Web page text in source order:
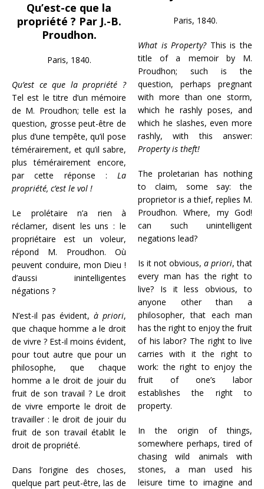
Qu’est-ce que la
propriété ? Par J.-B.
Proudhon.
Paris, 1840.
Qu’est ce que la propriété ?
Tel est le titre d’un mémoire
de M. Proudhon; telle est la
question, grosse peut-être de
plus d’une tempête, qu’il pose
témérairement, et qu’il sabre,
plus témérairement encore,
par cette réponse : La
propriété, c’est le vol !
Le prolétaire n’a rien à
réclamer, disent les uns : le
propriétaire est un voleur,
répond M. Proudhon. Où
peuvent conduire, mon Dieu !
d’aussi inintelligentes
négations ?
N’est-il pas évident, à priori,
que chaque homme a le droit
de vivre ? Est-il moins évident,
pour tout autre que pour un
philosophe, que chaque
homme a le droit de jouir du
fruit de son travail ? Le droit
de vivre emporte le droit de
travailler : le droit de jouir du
fruit de son travail établit le
droit de propriété.
Dans l’origine des choses,
quelque part peut-être, las de
Paris, 1840.
What is Property?This is the
title of a memoir by M.
Proudhon; such is the
question, perhaps pregnant
with more than one storm,
which he rashly poses, and
which he slashes, even more
rashly, with this answer:
Property is theft!
The proletarian has nothing
to claim, some say: the
proprietor is a thief, replies M.
Proudhon. Where, my God!
can such unintelligent
negations lead?
Is it not obvious, a priori, that
every man has the right to
live? Is it less obvious, to
anyone other than a
philosopher, that each man
has the right to enjoy the fruit
of his labor? The right to live
carries with it the right to
work: the right to enjoy the
fruit of one’s labor
establishes the right to
property.
In the origin of things,
somewhere perhaps, tired of
chasing wild animals with
stones, a man used his
leisure time to imagine and